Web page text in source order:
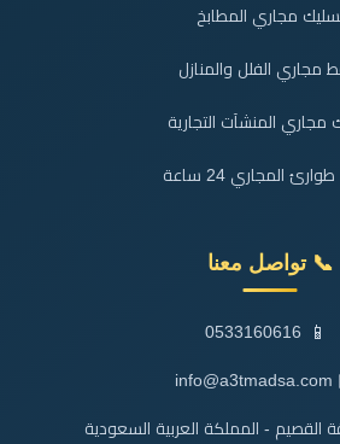
مجاري المطابخ
مجاري الفلل والمنازل
مجاري المنشآت التجارية
المجاري 24 ساعة
📞 تواصل معنا
📱
0533160616
info@a3tmadsa.com
القصيم - المملكة العربية السعودية